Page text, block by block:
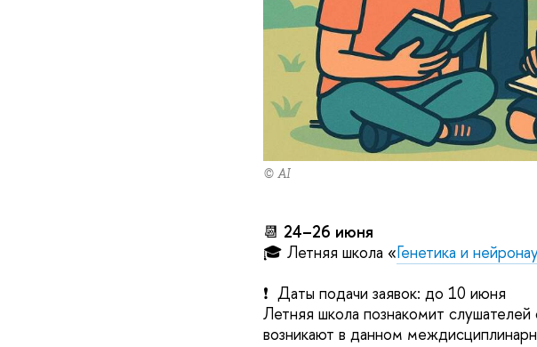
© AI
📆 24–26 июня
🎓 Летняя школа «Генетика и
❗️ Даты подачи заявок: до 10 июня
Летняя школа познакомит
возникают в данном